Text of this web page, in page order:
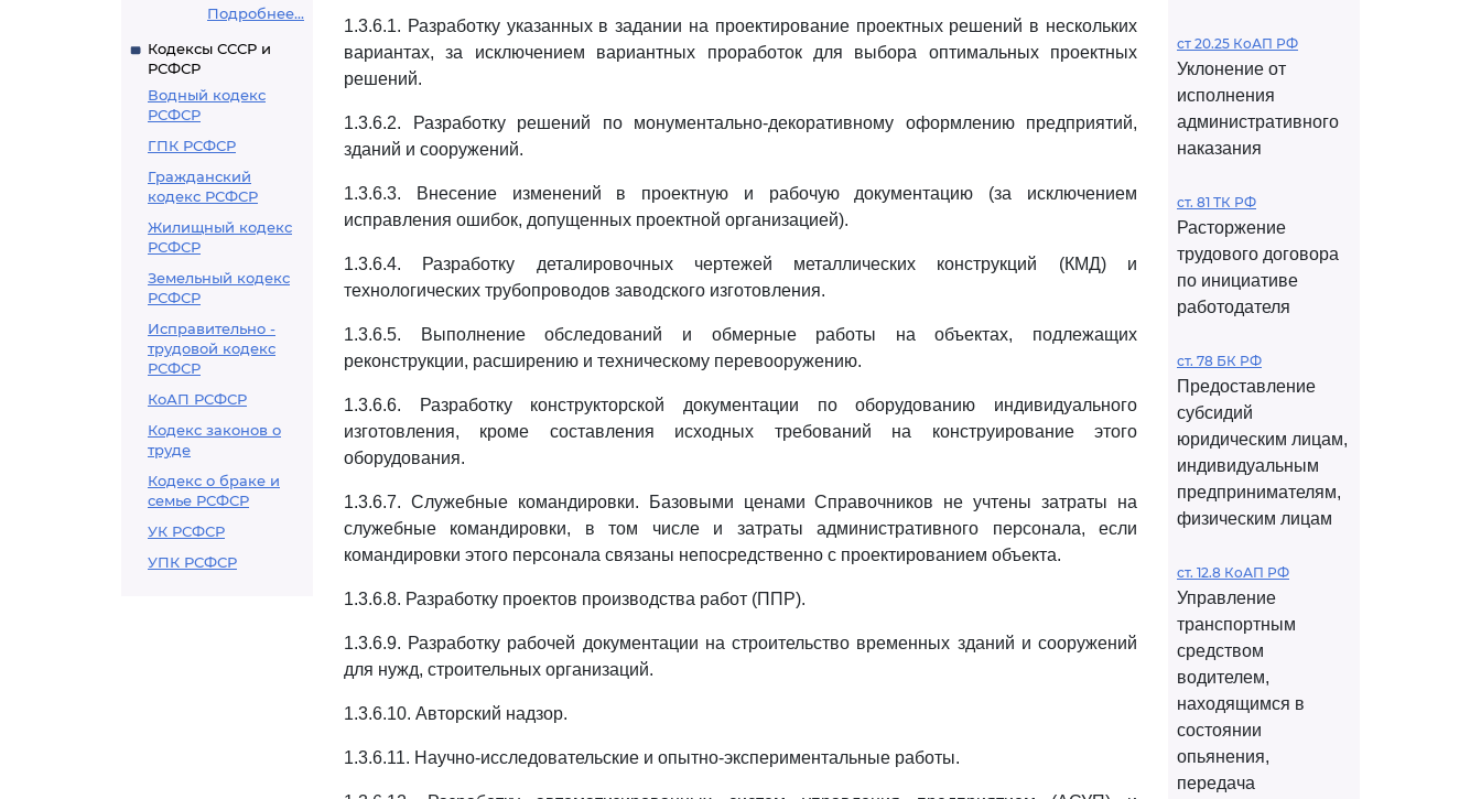
Подробнее...
Кодексы СССР и
РСФСР
Водный кодекс
РСФСР
ГПК РСФСР
Гражданский
кодекс РСФСР
Жилищный кодекс
РСФСР
Земельный кодекс
РСФСР
Исправительно -
трудовой кодекс
РСФСР
КоАП РСФСР
Кодекс законов о
труде
Кодекс о браке и
семье РСФСР
УК РСФСР
УПК РСФСР
1.3.6.1. Разработку указанных в задании на проектирование проектных решений в нескольких
вариантах, за исключением вариантных проработок для выбора оптимальных проектных
решений.
1.3.6.2. Разработку решений по монументально-декоративному оформлению предприятий,
зданий и сооружений.
1.3.6.3. Внесение изменений в проектную и рабочую документацию (за исключением
исправления ошибок, допущенных проектной организацией).
1.3.6.4. Разработку деталировочных чертежей металлических конструкций (КМД) и
технологических трубопроводов заводского изготовления.
1.3.6.5. Выполнение обследований и обмерные работы на объектах, подлежащих
реконструкции, расширению и техническому перевооружению.
1.3.6.6. Разработку конструкторской документации по оборудованию индивидуального
изготовления, кроме составления исходных требований на конструирование этого
оборудования.
1.3.6.7. Служебные командировки. Базовыми ценами Справочников не учтены затраты на
служебные командировки, в том числе и затраты административного персонала, если
командировки этого персонала связаны непосредственно с проектированием объекта.
1.3.6.8. Разработку проектов производства работ (ППР).
1.3.6.9. Разработку рабочей документации на строительство временных зданий и сооружений
для нужд, строительных организаций.
1.3.6.10. Авторский надзор.
1.3.6.11. Научно-исследовательские и опытно-экспериментальные работы.
ст 20.25 КоАП РФ
Уклонение от
исполнения
административного
наказания
ст. 81 ТК РФ
Расторжение
трудового договора
по инициативе
работодателя
ст. 78 БК РФ
Предоставление
субсидий
юридическим лицам,
индивидуальным
предпринимателям,
физическим лицам
ст. 12.8 КоАП РФ
Управление
транспортным
средством
водителем,
находящимся в
состоянии
опьянения,
передача